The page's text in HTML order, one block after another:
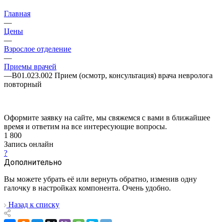
Главная
—
Цены
—
Взрослое отделение
—
Приемы врачей
—В01.023.002 Прием (осмотр, консультация) врача невролога
повторный
Оформите заявку на сайте, мы свяжемся с вами в ближайшее
время и ответим на все интересующие вопросы.
1 800
Запись онлайн
?
Дополнительно
Вы можете убрать её или вернуть обратно, изменив одну
галочку в настройках компонента. Очень удобно.
Назад к списку